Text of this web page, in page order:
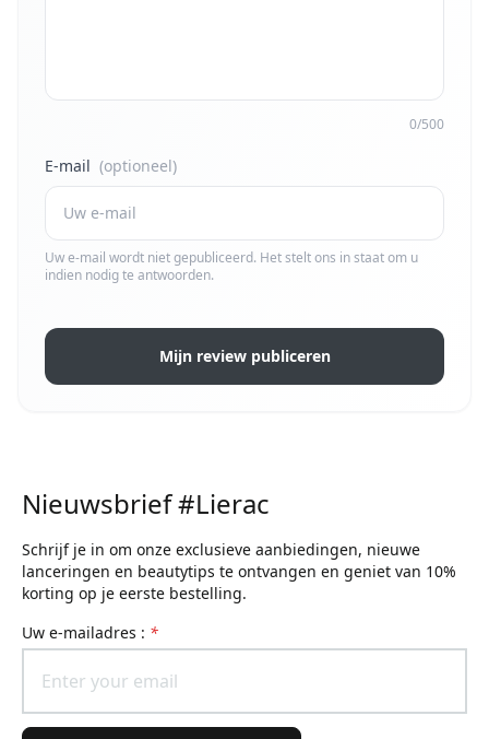
0/500
E-mail (optioneel)
Uw e-mail wordt niet gepubliceerd. Het stelt ons in staat om u
indien nodig te antwoorden.
Mijn review publiceren
Nieuwsbrief #Lierac
Schrijf je in om onze exclusieve aanbiedingen, nieuwe
lanceringen en beautytips te ontvangen en geniet van 10%
korting op je eerste bestelling.
uw e-mailadres : *